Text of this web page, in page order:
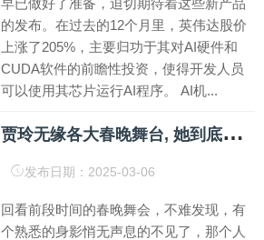
早已做好了准备，迫切期待着这些新产品
的发布。在过去的12个月里，英伟达股价
上涨了205%，主要归功于其对AI硬件和
CUDA软件的前瞻性投资，使得开发人员
可以使用其芯片运行AI程序。 AI机...
贾
玲无缘各大春晚舞台, 她到底做错了什么?
发布日期：2025-03-06
回看前段时间的春晚舞会，不难发现，有
个熟悉的身影悄无声息的不见了，那个人